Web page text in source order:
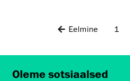
Eelmine 1
Oleme sotsiaalsed